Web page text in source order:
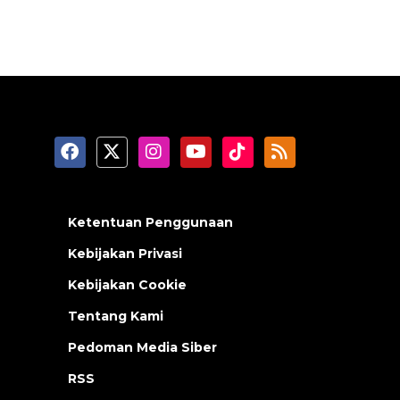
Ketentuan Penggunaan
Kebijakan Privasi
Kebijakan Cookie
Tentang Kami
Pedoman Media Siber
RSS